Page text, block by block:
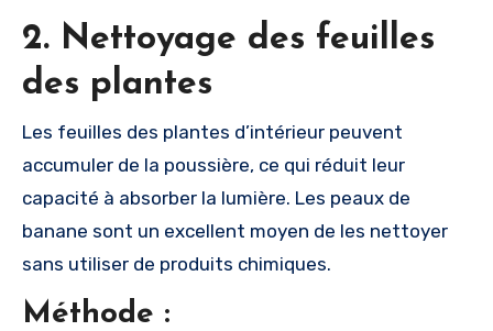
2. Nettoyage des feuilles
des plantes
Les feuilles des plantes d’intérieur peuvent
accumuler de la poussière, ce qui réduit leur
capacité à absorber la lumière. Les peaux de
banane sont un excellent moyen de les nettoyer
sans utiliser de produits chimiques.
Méthode :